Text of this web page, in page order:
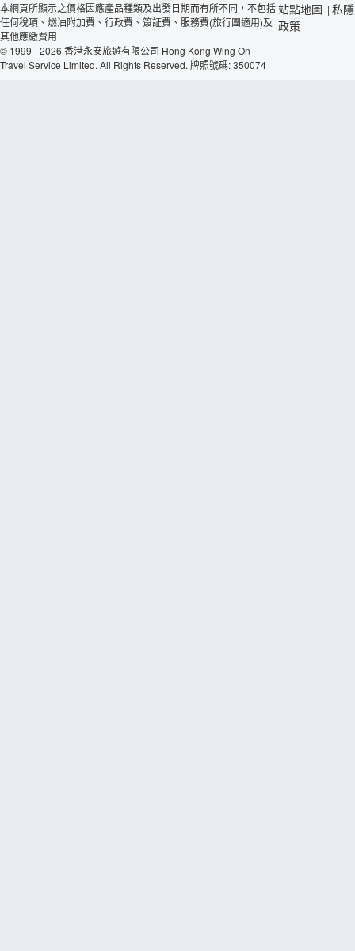
本網頁所顯示之價格因應產品種類及出發日期而有所不同，不包括
任何稅項、燃油附加費、行政費、簽証費、服務費(旅行團適用)及
其他應繳費用
© 1999 - 2026 香港永安旅遊有限公司 Hong Kong Wing On
Travel Service Limited. All Rights Reserved. 牌照號碼: 350074
站點地圖 | 私隱
政策